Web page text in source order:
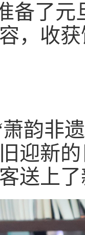
了元
，收
非遗
迎新
送上